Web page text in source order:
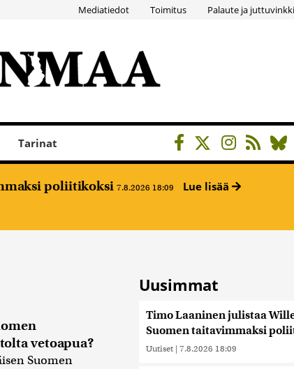
Mediatiedot Toimitus Palaute ja juttuvinkki
Tarinat
poliitikoksi 7.8.2026 18:09 Lue lisää
vetoapua?
Suomen
Uusimmat
Timo Laaninen julistaa
Suomen taitavimmaksi
Uutiset | 7.8.2026 18:09